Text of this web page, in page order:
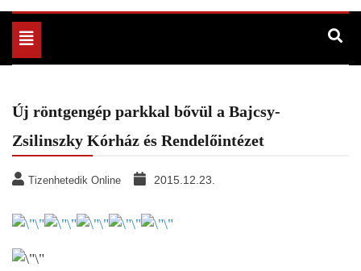
Toggle
navigation
Új röntgengép parkkal bővül a Bajcsy-
Zsilinszky Kórház és Rendelőintézet
Tizenhetedik Online 2015.12.23.